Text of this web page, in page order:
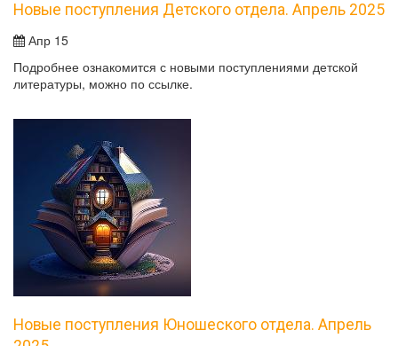
Новые поступления Детского отдела. Апрель 2025
Апр 15
Подробнее ознакомится с новыми поступлениями детской
литературы, можно по ссылке.
Новые поступления Юношеского отдела. Апрель